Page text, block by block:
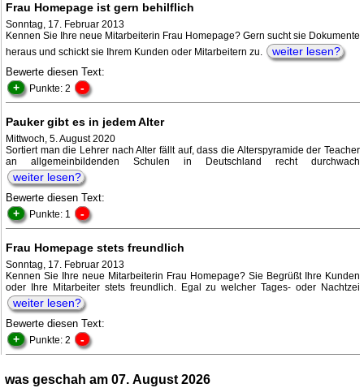
Frau Homepage ist gern behilflich
Sonntag, 17. Februar 2013
Kennen Sie Ihre neue Mitarbeiterin Frau Homepage? Gern sucht sie Dokumente
heraus und schickt sie Ihrem Kunden oder Mitarbeitern zu.
weiter lesen?
Bewerte diesen Text:
+ Punkte: 2 -
Pauker gibt es in jedem Alter
Mittwoch, 5. August 2020
Sortiert man die Lehrer nach Alter fällt auf, dass die Alterspyramide der Teacher
an allgemeinbildenden Schulen in Deutschland recht durchwach
weiter lesen?
Bewerte diesen Text:
+ Punkte: 1 -
Frau Homepage stets freundlich
Sonntag, 17. Februar 2013
Kennen Sie Ihre neue Mitarbeiterin Frau Homepage? Sie Begrüßt Ihre Kunden
oder Ihre Mitarbeiter stets freundlich. Egal zu welcher Tages- oder Nachtzei
weiter lesen?
Bewerte diesen Text:
+ Punkte: 2 -
was geschah am 07. August 2026